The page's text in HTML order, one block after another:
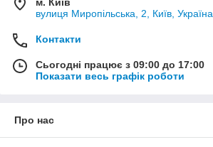
вулиця Миропільська, 2, Київ, Україна
Контакти
Сьогодні працює з 09:00 до 17:00
Показати весь графік роботи
Про нас